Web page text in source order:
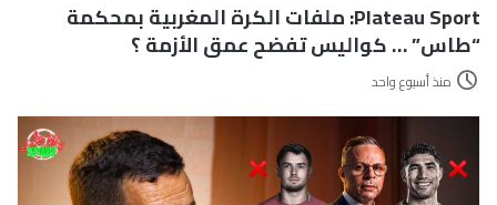
Plateau Sport: ملفات الكرة المغربية بمحكمة
“طاس” … كواليس تفضح عمق الأزمة ؟
منذ أسبوع واحد